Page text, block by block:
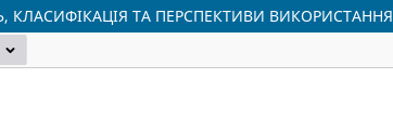
КЛАСИФІКАЦІЯ ТА ПЕРСПЕКТИВИ ВИКОРИСТАННЯ